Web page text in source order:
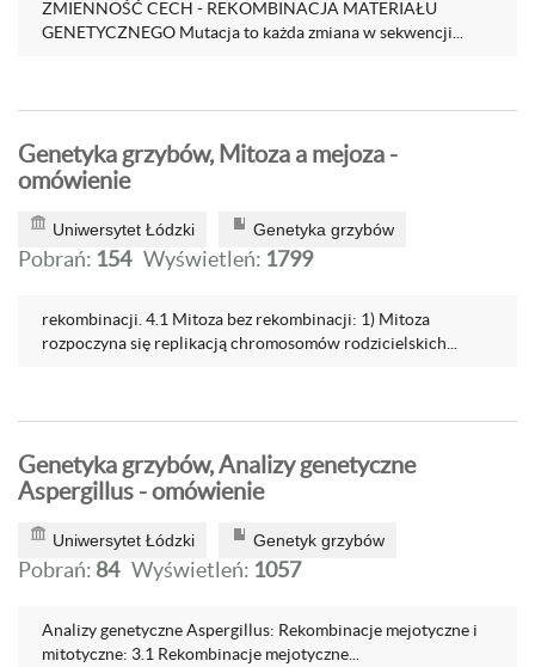
ZMIENNOŚĆ CECH - REKOMBINACJA MATERIAŁU
GENETYCZNEGO Mutacja to każda zmiana w sekwencji...
Genetyka grzybów, Mitoza a mejoza -
omówienie
Uniwersytet Łódzki Genetyka grzybów
Pobrań: 154 Wyświetleń: 1799
rekombinacji. 4.1 Mitoza bez rekombinacji: 1) Mitoza
rozpoczyna się replikacją chromosomów rodzicielskich...
Genetyka grzybów, Analizy genetyczne
Aspergillus - omówienie
Uniwersytet Łódzki Genetyk grzybów
Pobrań: 84 Wyświetleń: 1057
Analizy genetyczne Aspergillus: Rekombinacje mejotyczne i
mitotyczne: 3.1 Rekombinacje mejotyczne...